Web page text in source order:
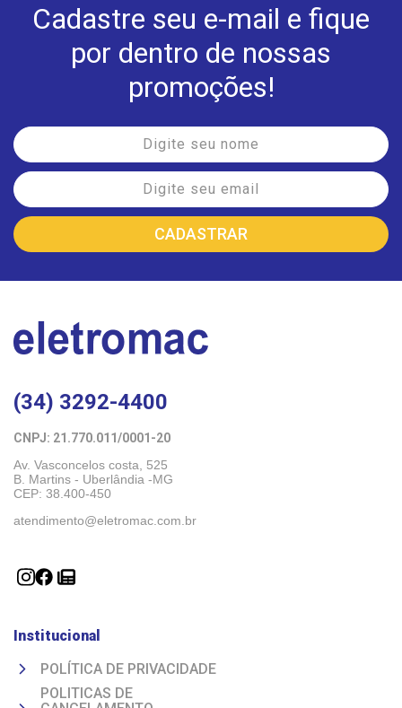
Cadastre seu e-mail e fique
por dentro de nossas
promoções!
(34) 3292-4400
CNPJ: 21.770.011/0001-20
Av. Vasconcelos costa, 525
B. Martins - Uberlândia -MG
CEP: 38.400-450
atendimento@eletromac.com.br
Institucional
POLÍTICA DE PRIVACIDADE
POLITICAS DE